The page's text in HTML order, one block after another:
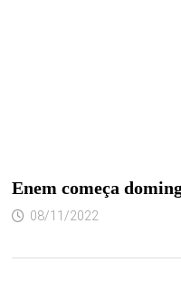
Enem começa
08/11/2022